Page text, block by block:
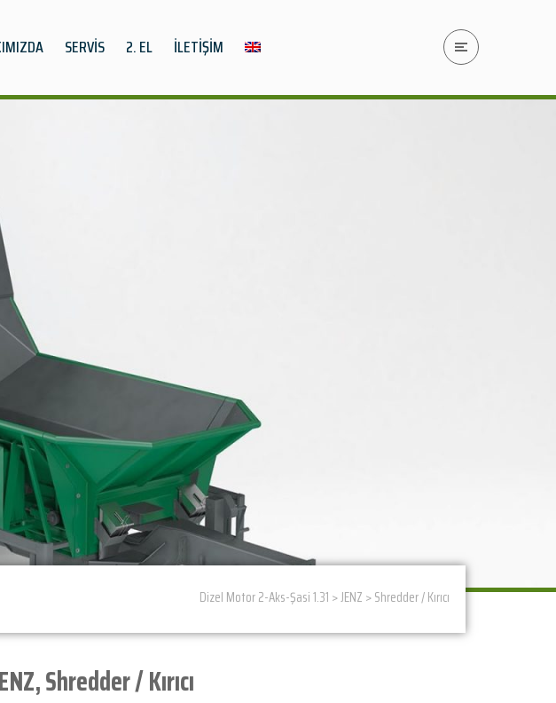
SERVİS 2. EL İLETİŞİM
Dizel Motor 2-Aks-Şasi 1.31 >JENZ >Shredder / Kırıcı
,Shredder / Kırıcı